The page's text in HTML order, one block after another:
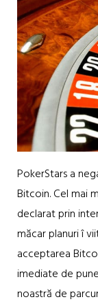
PokerStars a
Bitcoin. Cel mai
declarat prin
măcar planuri î
acceptarea
imediate de
noastră de